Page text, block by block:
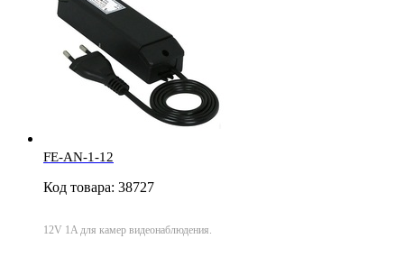
FE-AN-1-12
Код товара: 38727
12V 1A для камер видеонаблюдения.